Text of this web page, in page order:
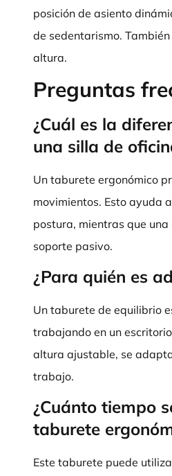
posición de asiento
de sedentarismo.
altura.
Preguntas
¿Cuál es la
una silla de
Un taburete ergonómico
movimientos. Esto ayuda
postura, mientras que
soporte pasivo.
¿Para quién es
Un taburete de equilibrio
trabajando en un
altura ajustable, se
trabajo.
¿Cuánto tiempo
taburete
Este taburete puede